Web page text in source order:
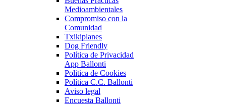
Medioambientales
Compromiso con la
Comunidad
Txikiplanes
Dog Friendly
Política de Privacidad
App Ballonti
Politica de Cookies
Política C.C. Ballonti
Aviso legal
Encuesta Ballonti